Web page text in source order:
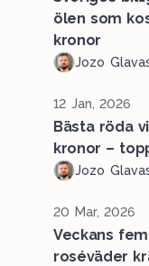
ölen som
kronor
Jozo
12 Jan, 2026
Bästa röda
kronor –
Jozo
20 Mar, 2026
Veckans
roséväder